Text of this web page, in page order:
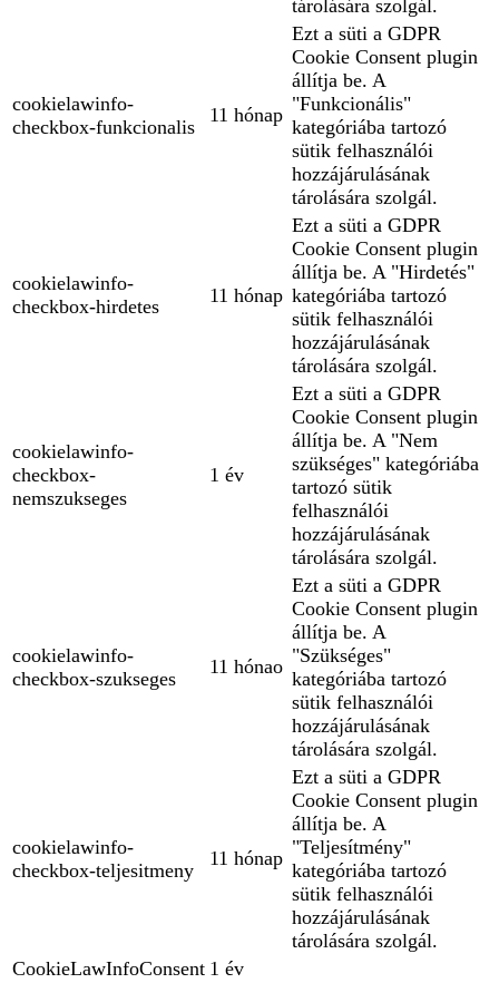
tárolására szolgál.
cookielawinfo-
checkbox-funkcionalis
11 hónap
Ezt a süti a GDPR
Cookie Consent plugin
állítja be. A
"Funkcionális"
kategóriába tartozó
sütik felhasználói
hozzájárulásának
tárolására szolgál.
cookielawinfo-
checkbox-hirdetes
11 hónap
Ezt a süti a GDPR
Cookie Consent plugin
állítja be. A "Hirdetés"
kategóriába tartozó
sütik felhasználói
hozzájárulásának
tárolására szolgál.
cookielawinfo-
checkbox-
nemszukseges
1 év
Ezt a süti a GDPR
Cookie Consent plugin
állítja be. A "Nem
szükséges" kategóriába
tartozó sütik
felhasználói
hozzájárulásának
tárolására szolgál.
cookielawinfo-
checkbox-szukseges
11 hónao
Ezt a süti a GDPR
Cookie Consent plugin
állítja be. A
"Szükséges"
kategóriába tartozó
sütik felhasználói
hozzájárulásának
tárolására szolgál.
cookielawinfo-
checkbox-teljesitmeny
11 hónap
Ezt a süti a GDPR
Cookie Consent plugin
állítja be. A
"Teljesítmény"
kategóriába tartozó
sütik felhasználói
hozzájárulásának
tárolására szolgál.
CookieLawInfoConsent 1 év